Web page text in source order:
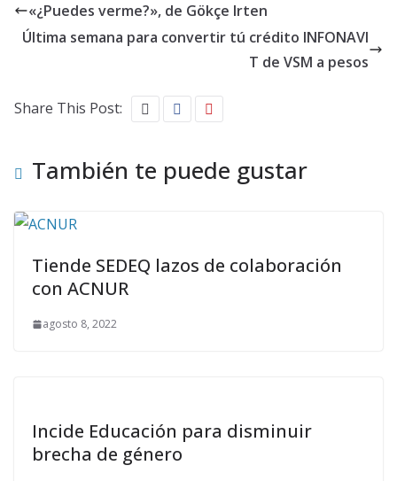
«¿Puedes verme?», de Gökçe Irten
Última semana para convertir tú crédito INFONAVI
T de VSM a pesos
Share This Post:
También te puede gustar
Tiende SEDEQ lazos de colaboración
con ACNUR
agosto 8, 2022
Incide Educación para disminuir
brecha de género